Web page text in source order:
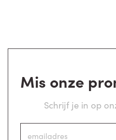
Mis onze
Schrijf je in op